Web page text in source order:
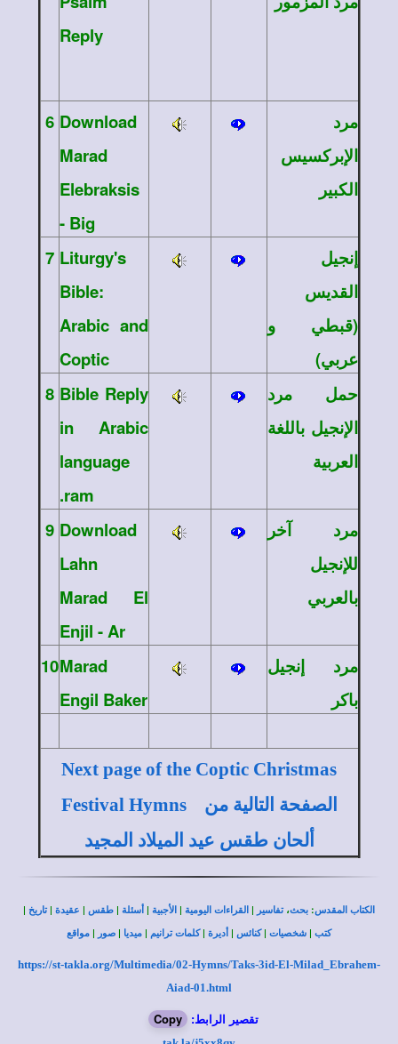
Reply
6 Download
Marad
Elebraksis
- Big
مرد
الإبركسيس
الكبير
7 Liturgy's
Bible:
Arabic and
Coptic
إنجيل
القديس
(قبطي و
عربي)
8 Bible Reply
in Arabic
language
.ram
حمل مرد
الإنجيل باللغة
العربية
9 Download
Lahn
Marad El
Enjil - Ar
مرد آخر
للإنجيل
بالعربي
10Marad
Engil Baker
مرد إنجيل
باكر
Next page of the Coptic Christmas
Festival Hymns الصفحة التالية من
ألحان طقس عيد الميلاد المجيد
الكتاب المقدس: بحث،تفاسير | القراءات اليومية | الأجبية | أسئلة | طقس | عقيدة |تاريخ |
كتب | شخصيات |كنائس | أديرة |كلمات ترانيم | ميديا | صور | مواقع
https://st-takla.org/Multimedia/02-Hymns/Taks-3id-El-Milad_Ebrahem-
Aiad-01.html
تقصير الرابط: Copy